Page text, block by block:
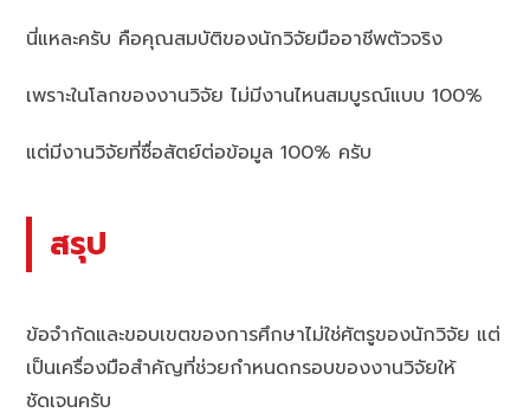
นี่แหละครับ คือคุณสมบัติของนักวิจัยมืออาชีพตัวจริง
เพราะในโลกของงานวิจัย ไม่มีงานไหนสมบูรณ์แบบ 100%
แต่มีงานวิจัยที่ซื่อสัตย์ต่อข้อมูล 100% ครับ
สรุป
ข้อจำกัดและขอบเขตของการศึกษาไม่ใช่ศัตรูของนักวิจัย แต่
เป็นเครื่องมือสำคัญที่ช่วยกำหนดกรอบของงานวิจัยให้
ชัดเจนครับ